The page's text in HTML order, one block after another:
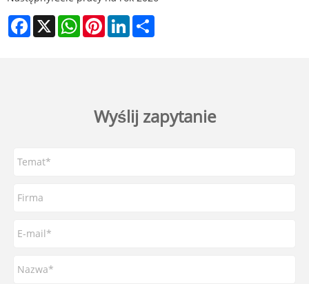
Facebook
X WhatsAppPinterestLinkedIn
Wyślij zapytanie